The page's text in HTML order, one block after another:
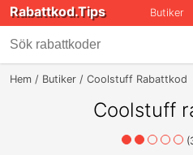
Rabattkod.Tips Butiker
Hem Butiker Coolstuff Rabattkod
Coolstuff
(